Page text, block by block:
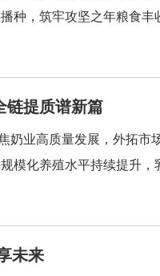
种，筑牢攻坚之年粮食丰
提质谱新篇
奶业高质量发展，外拓
模化养殖水平持续提升，
未来